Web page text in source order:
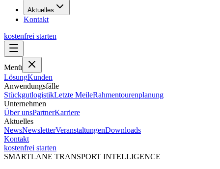
Aktuelles
Kontakt
kostenfrei starten
Menü
LösungKunden
Anwendungsfälle
StückgutlogistikLetzte MeileRahmentourenplanung
Unternehmen
Über unsPartnerKarriere
Aktuelles
NewsNewsletterVeranstaltungenDownloads
Kontakt
kostenfrei starten
SMARTLANE TRANSPORT INTELLIGENCE